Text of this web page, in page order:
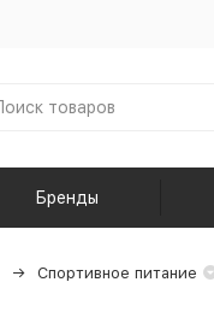
Бренды
Спортивное питание